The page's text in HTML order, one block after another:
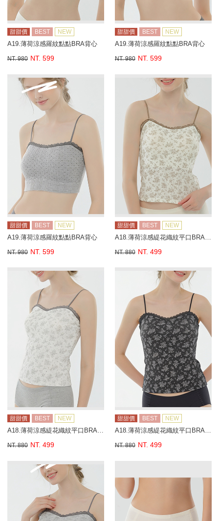
甜甜價 BEST NEW
A19.薄荷涼感羅紋點點BRA背心
NT. 980 NT. 599
甜甜價 BEST NEW
A19.薄荷涼感羅紋點點BRA背心
NT. 980 NT. 599
甜甜價 BEST NEW
A19.薄荷涼感羅紋點點BRA背心
NT. 980 NT. 599
甜甜價 BEST NEW
NT. 880 NT. 499
甜甜價 BEST NEW
A18.薄荷涼感緹花織紋平口BRA背心
NT. 880 NT. 499
甜甜價 BEST NEW
A18.薄荷涼感緹花織紋平口BRA背心
NT. 880 NT. 499